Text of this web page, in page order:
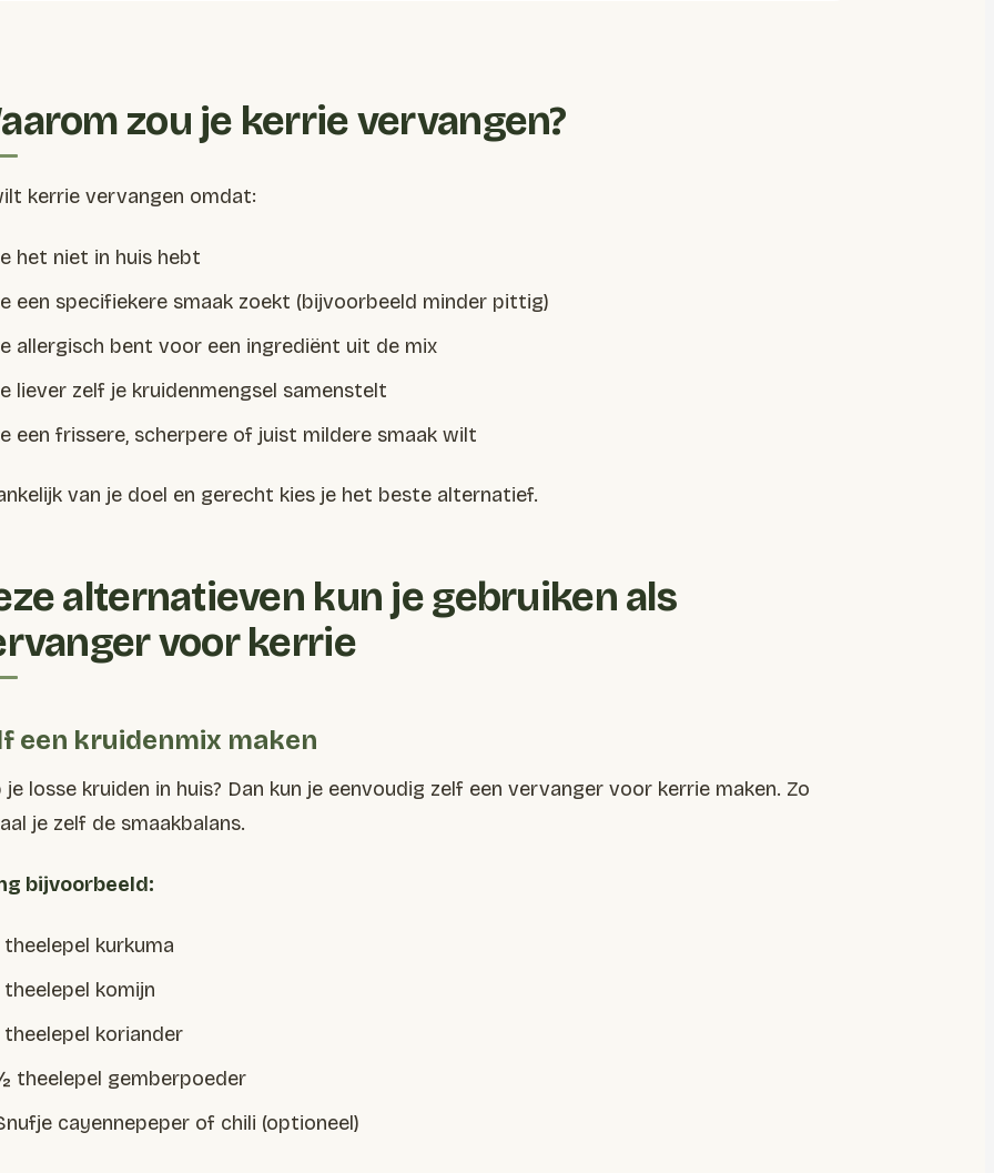
zou je kerrie vervangen?
kerrie vervangen omdat:
het niet in huis hebt
een specifiekere smaak zoekt (bijvoorbeeld minder pittig)
allergisch bent voor een ingrediënt uit de mix
liever zelf je kruidenmengsel samenstelt
een frissere, scherpere of juist mildere smaak wilt
van je doel en gerecht kies je het beste alternatief.
alternatieven kun je gebruiken als
voor kerrie
een kruidenmix maken
je losse kruiden in huis? Dan kun je eenvoudig zelf een vervanger voor kerrie maken. Zo
je zelf de smaakbalans.
bijvoorbeeld:
theelepel kurkuma
theelepel komijn
theelepel koriander
theelepel gemberpoeder
cayennepeper of chili (optioneel)